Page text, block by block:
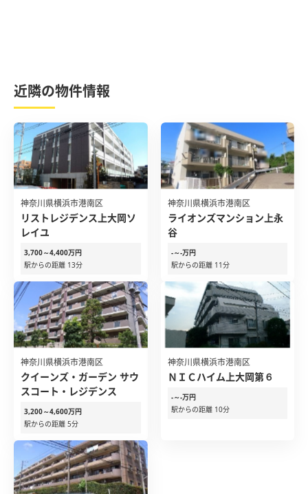
近隣の物件情報
神奈川県横浜市港南区
リストレジデンス上大岡ソ
レイユ
3,700～4,400万円
駅からの距離 13分
神奈川県横浜市港南区
ライオンズマンション上永
谷
-～-万円
駅からの距離 11分
神奈川県横浜市港南区
クイーンズ・ガーデン サウ
スコート・レジデンス
3,200～4,600万円
駅からの距離 5分
神奈川県横浜市港南区
ＮＩＣハイム上大岡第６
-～-万円
駅からの距離 10分